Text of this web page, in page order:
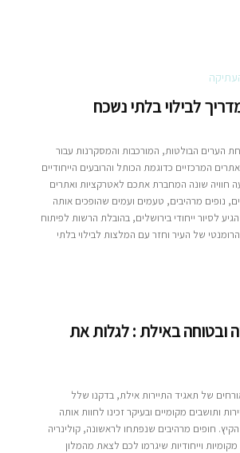
לבילוי בלתי נשכח
הערים הבולטות, המורכבות והמסקרנות עבור
המרכזיים כדוגמת הכותל והרובעים הייחודיים
חוויה שונה המחברת אתכם לאטרקציות ואתרים
נופים מרהיבים, טעמים ועמים שהופכים אותה
למיוחדת מכולן. צוות Bestip הגיע לסיור ייחודי בירושלים, בהובלת הרשות לפיתוח
של העיר וחזר עם המלצות לבילוי בלתי
ובטוחה באילת : לגלות את
של תאגיד התיירות אילת, בדקנו שלל
ותושבים מקומיים ובעיקר זכינו לחוות אותה
חופים מרהיבים שנפתחו לראשונה, קולינריה
וייחודיות שיגרמו לכם לצאת מהמלון